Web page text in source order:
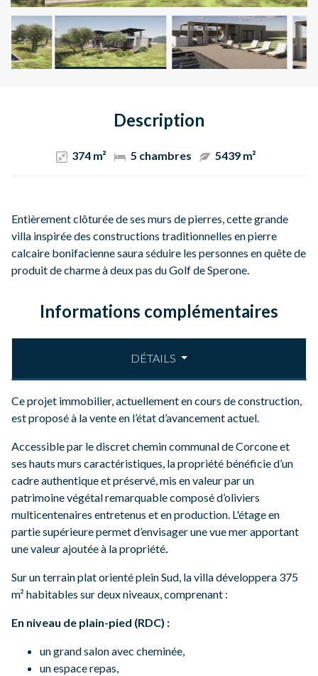
Description
374 m² 5 chambres 5439 m²
Entièrement clôturée de ses murs de pierres, cette grande
villa inspirée des constructions traditionnelles en pierre
calcaire bonifacienne saura séduire les personnes en quête de
produit de charme à deux pas du Golf de Sperone.
Informations complémentaires
DÉTAILS
Ce projet immobilier, actuellement en cours de construction,
est proposé à la vente en l’état d’avancement actuel.
Accessible par le discret chemin communal de Corcone et
ses hauts murs caractéristiques, la propriété bénéficie d’un
cadre authentique et préservé, mis en valeur par un
patrimoine végétal remarquable composé d’oliviers
multicentenaires entretenus et en production. L'étage en
partie supérieure permet d’envisager une vue mer apportant
une valeur ajoutée à la propriété.
Sur un terrain plat orienté plein Sud, la villa développera 375
m² habitables sur deux niveaux, comprenant :
En niveau de plain-pied (RDC) :
un grand salon avec cheminée,
un espace repas,